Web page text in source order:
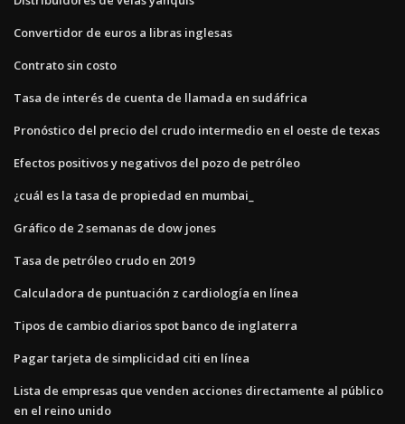
Convertidor de euros a libras inglesas
Contrato sin costo
Tasa de interés de cuenta de llamada en sudáfrica
Pronóstico del precio del crudo intermedio en el oeste de texas
Efectos positivos y negativos del pozo de petróleo
¿cuál es la tasa de propiedad en mumbai_
Gráfico de 2 semanas de dow jones
Tasa de petróleo crudo en 2019
Calculadora de puntuación z cardiología en línea
Tipos de cambio diarios spot banco de inglaterra
Pagar tarjeta de simplicidad citi en línea
Lista de empresas que venden acciones directamente al público
en el reino unido